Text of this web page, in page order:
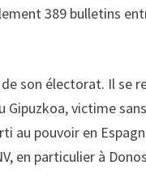
389 bulletins
son électorat. Il se
victime
au pouvoir en
en particulier à